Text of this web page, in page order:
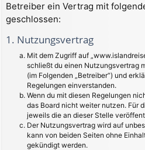
Betreiber ein Vertrag mit
geschlossen:
1. Nutzungsvertrag
Mit dem Zugriff auf
schließt du einen Nutzungsvertrag
(im Folgenden „Betreiber“) und
Regelungen einverstanden.
Wenn du mit diesen Regelungen
das Board nicht weiter nutzen. Für
jeweils die an dieser Stelle
Der Nutzungsvertrag wird auf
kann von beiden Seiten ohne
gekündigt werden.